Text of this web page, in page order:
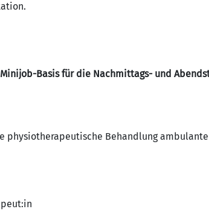
Basis für die Nachmittags- und
physiotherapeutische Behandlung